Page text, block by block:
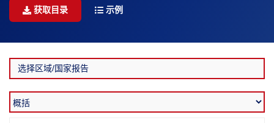
获取目录 示例